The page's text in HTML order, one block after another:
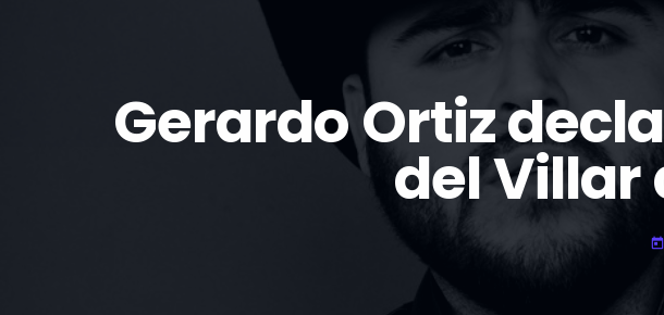
Gerardo Ortiz
del Villar
today